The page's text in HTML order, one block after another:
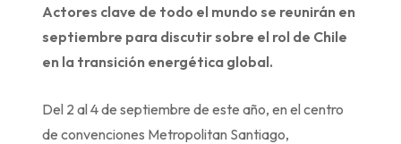
Actores clave de todo el mundo se reunirán en
septiembre para discutir sobre el rol de Chile
en la transición energética global.
Del 2 al 4 de septiembre de este año, en el centro
de convenciones Metropolitan Santiago,